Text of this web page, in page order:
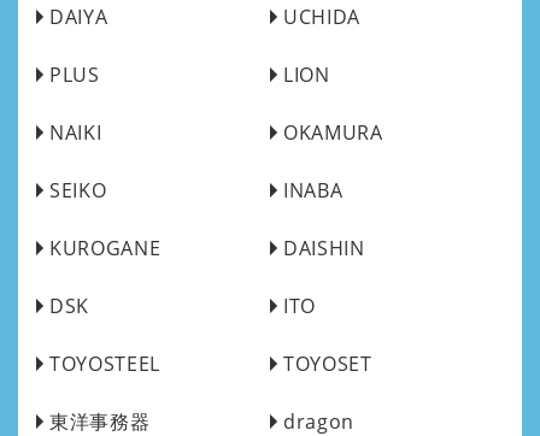
DAIYA UCHIDA
PLUS LION
NAIKI OKAMURA
SEIKO INABA
KUROGANE DAISHIN
DSK ITO
TOYOSTEEL TOYOSET
東洋事務器 dragon